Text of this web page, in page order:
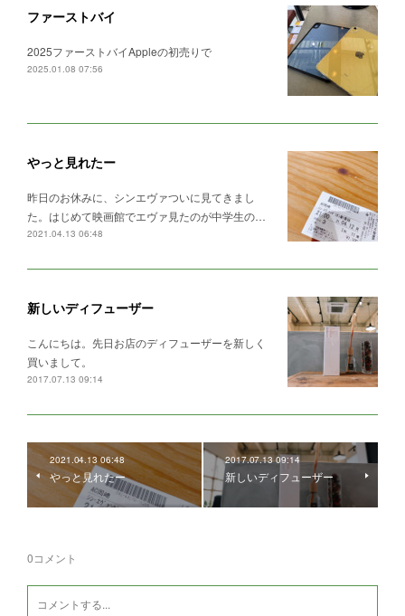
ファーストバイ
2025ファーストバイAppleの初売りで
2025.01.08 07:56
やっと見れたー
昨日のお休みに、シンエヴァついに見てきまし
た。はじめて映画館でエヴァ見たのが中学生の…
2021.04.13 06:48
新しいディフューザー
こんにちは。先日お店のディフューザーを新しく
買いまして。
2017.07.13 09:14
2021.04.13 06:48
やっと見れたー
2017.07.13 09:14
新しいディフューザー
0コメント